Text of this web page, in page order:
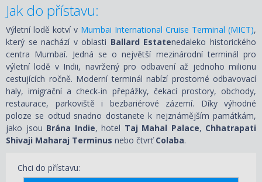
Jak do přístavu:
Výletní lodě kotví v Mumbai International Cruise Terminal (MICT),
který se nachází v oblasti Ballard Estatenedaleko historického
centra Mumbaí. Jedná se o největší mezinárodní terminál pro
výletní lodě v Indii, navržený pro odbavení až jednoho milionu
cestujících ročně. Moderní terminál nabízí prostorné odbavovací
haly, imigrační a check-in přepážky, čekací prostory, obchody,
restaurace, parkoviště i bezbariérové zázemí. Díky výhodné
poloze se odtud snadno dostanete k nejznámějším památkám,
jako jsou Brána Indie, hotel Taj Mahal Palace, Chhatrapati
Shivaji Maharaj Terminus nebo čtvrťColaba.
Chci do přístavu: